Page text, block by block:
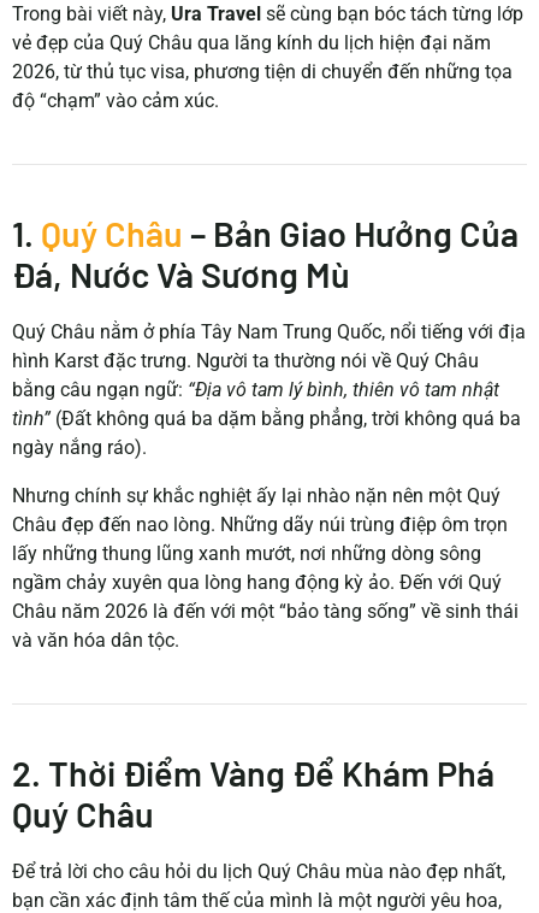
Trong bài viết này, Ura Travel sẽ cùng bạn bóc tách từng lớp
vẻ đẹp của Quý Châu qua lăng kính du lịch hiện đại năm
2026, từ thủ tục visa, phương tiện di chuyển đến những tọa
độ “chạm” vào cảm xúc.
1. Quý Châu – Bản Giao Hưởng Của
Đá, Nước Và Sương Mù
Quý Châu nằm ở phía Tây Nam Trung Quốc, nổi tiếng với địa
hình Karst đặc trưng. Người ta thường nói về Quý Châu
bằng câu ngạn ngữ: “Địa vô tam lý bình, thiên vô tam nhật
tình”(Đất không quá ba dặm bằng phẳng, trời không quá ba
ngày nắng ráo).
Nhưng chính sự khắc nghiệt ấy lại nhào nặn nên một Quý
Châu đẹp đến nao lòng. Những dãy núi trùng điệp ôm trọn
lấy những thung lũng xanh mướt, nơi những dòng sông
ngầm chảy xuyên qua lòng hang động kỳ ảo. Đến với Quý
Châu năm 2026 là đến với một “bảo tàng sống” về sinh thái
và văn hóa dân tộc.
2. Thời Điểm Vàng Để Khám Phá
Quý Châu
Để trả lời cho câu hỏi du lịch Quý Châu mùa nào đẹp nhất,
bạn cần xác định tâm thế của mình là một người yêu hoa,